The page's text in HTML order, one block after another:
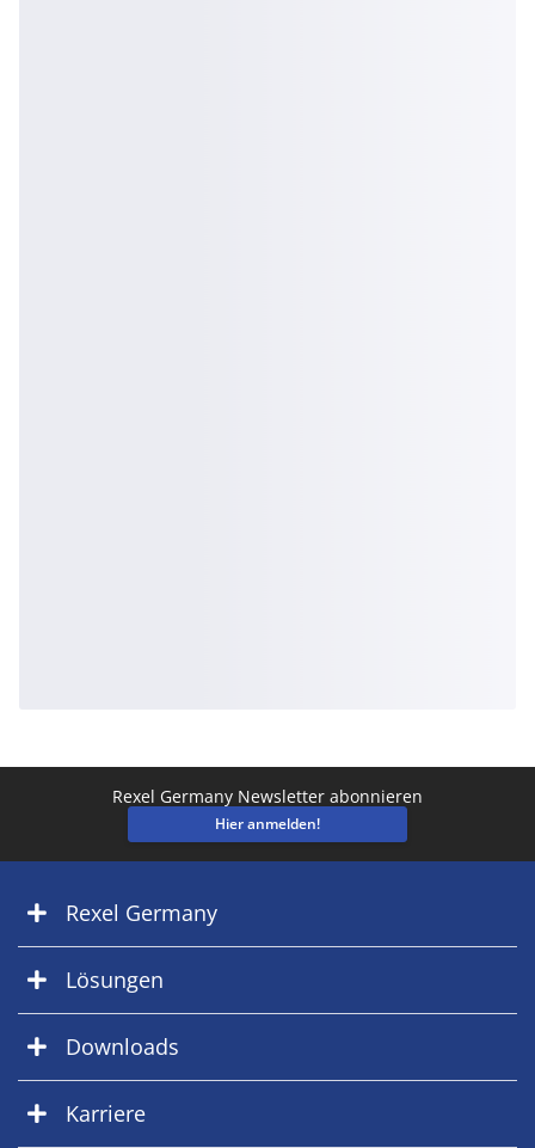
Rexel Germany Newsletter abonnieren
Hier anmelden!
Rexel Germany
Lösungen
Downloads
Karriere